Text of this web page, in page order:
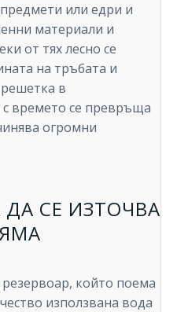
или едри и
материали и
от тях лесно се
на тръбата и
в
с времето се превръща
огромни
СЕ ИЗТОЧВА
който поема
използвана вода